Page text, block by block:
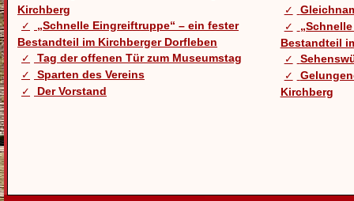
Kirchberg
„Schnelle Eingreiftruppe“ – ein fester
Bestandteil im Kirchberger Dorfleben
Tag der offenen Tür zum Museumstag
Sparten des Vereins
Der Vorstand
Bestandteil
Kirchberg